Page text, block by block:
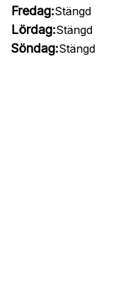
Fredag:Stängd
Lördag:Stängd
Söndag:Stängd